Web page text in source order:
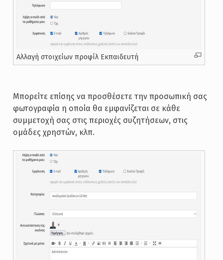
Αλλαγή στοιχείων προφίλ Εκπαιδευτή
Μπορείτε επίσης να προσθέσετε την προσωπική σας
φωτογραφία η οποία θα εμφανίζεται σε κάθε
συμμετοχή σας στις περιοχές συζητήσεων, στις
ομάδες χρηστών, κλπ.